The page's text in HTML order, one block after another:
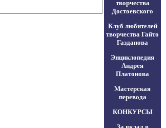
творчества
Достоевского
Клуб любителей
творчества Гайто
Газданова
Энциклопедия
Андрея
Платонова
Мастерская
перевода
КОНКУРСЫ